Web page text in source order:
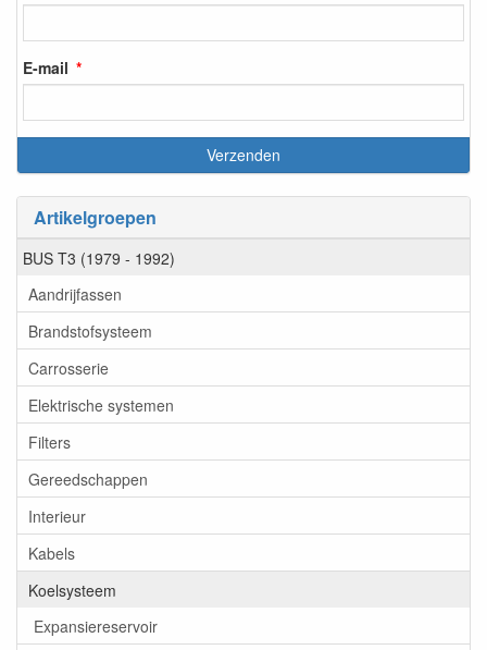
E-mail
Artikelgroepen
BUS T3 (1979 - 1992)
Aandrijfassen
Brandstofsysteem
Carrosserie
Elektrische systemen
Filters
Gereedschappen
Interieur
Kabels
Koelsysteem
Expansiereservoir